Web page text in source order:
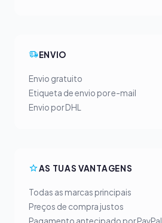
ENVIO
Envio gratuito
Etiqueta de envio por e-mail
Envio por DHL
AS TUAS VANTAGENS
Todas as marcas principais
Preços de compra justos